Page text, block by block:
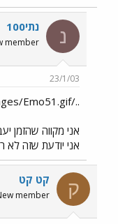
נ נתי100
member
23/1/03
../images/Emo51.gif לכולכן
אני מקווה שהזמן
אני יודעת שזה לא
ק קט קט
member